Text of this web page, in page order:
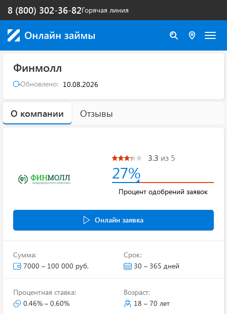
Горячая линия
8 (800) 302-36-82
Финмолл
Обновлено: 10.08.2026
О компании Отзывы
3.3 из 5
27%
Процент одобрений заявок
Онлайн заявка
Сумма:
7000 – 100 000 руб.
Срок:
30 – 365 дней
Процентная ставка:
0.46% – 0.60%
Возраст:
18 – 70 лет